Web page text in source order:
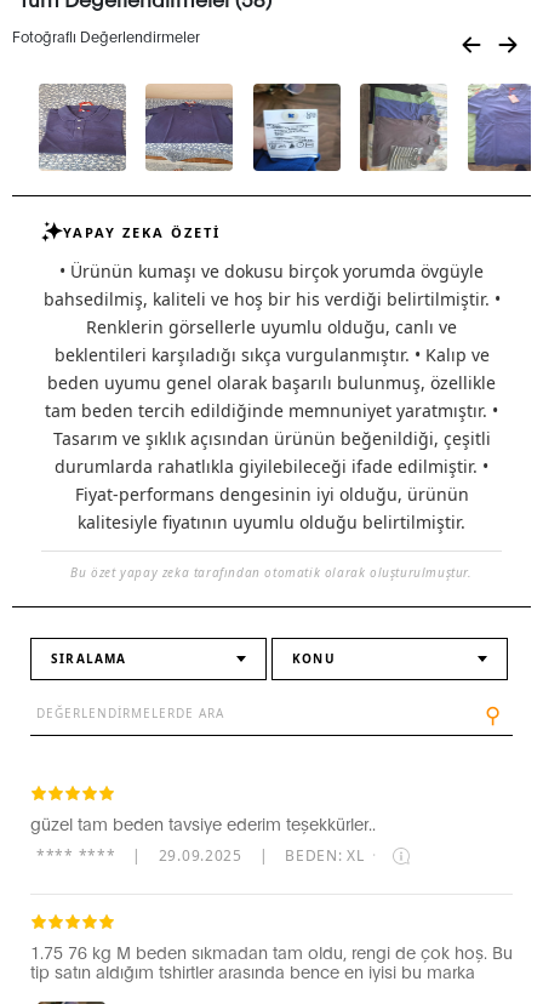
Fotoğraflı Değerlendirmeler
YAPAY ZEKA ÖZETİ
• Ürünün kumaşı ve dokusu birçok yorumda övgüyle
bahsedilmiş, kaliteli ve hoş bir his verdiği belirtilmiştir. •
Renklerin görsellerle uyumlu olduğu, canlı ve
beklentileri karşıladığı sıkça vurgulanmıştır. • Kalıp ve
beden uyumu genel olarak başarılı bulunmuş, özellikle
tam beden tercih edildiğinde memnuniyet yaratmıştır. •
Tasarım ve şıklık açısından ürünün beğenildiği, çeşitli
durumlarda rahatlıkla giyilebileceği ifade edilmiştir. •
Fiyat-performans dengesinin iyi olduğu, ürünün
kalitesiyle fiyatının uyumlu olduğu belirtilmiştir.
Bu özet yapay zeka tarafından otomatik olarak oluşturulmuştur.
SIRALAMA KONU
⚲
güzel tam beden tavsiye ederim teşekkürler..
**** **** | 29.09.2025 | BEDEN: XL ·
1.75 76 kg M beden sıkmadan tam oldu, rengi de çok hoş. Bu
tip satın aldığım tshirtler arasında bence en iyisi bu marka